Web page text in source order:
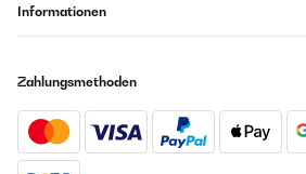
Informationen
Zahlungsmethoden